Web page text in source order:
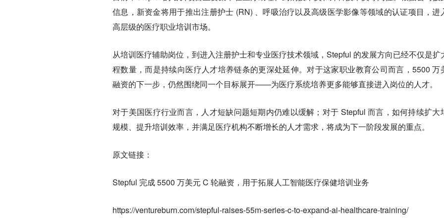
信息，新资金将用于推出注册护士 (RN) 、呼吸治疗以及高级医学影像等领域的认证项目，进
高层级的医疗职业培训市场。
从培训医疗辅助岗位，到进入注册护士和专业医疗技术领域，Stepful 的发展方向已经不仅是扩
程数量，而是持续向医疗人才培养链条的更深处延伸。对于这家职业教育公司而言，5500 万
融资的下一步，仍然围绕同一个目标展开——为医疗系统培养更多能够直接进入岗位的人才。
对于美国医疗行业而言，人才短缺问题短期内仍难以缓解；对于 Stepful 而言，如何持续扩大
规模、提升培训效率，并满足医疗机构不断增长的人才需求，将成为下一阶段发展的重点。
原文链接：
Stepful 完成 5500 万美元 C 轮融资，用于拓展人工智能医疗保健培训业务
https://ventureburn.com/stepful-raises-55m-series-c-to-expand-ai-healthcare-training/